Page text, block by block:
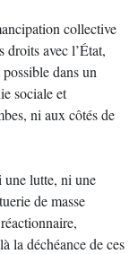
collective
droits avec l’État,
dans un
sociale et
ni aux côtés de
une lutte, ni une
de masse
la déchéance de ces